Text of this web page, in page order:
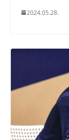
2024.05.28.